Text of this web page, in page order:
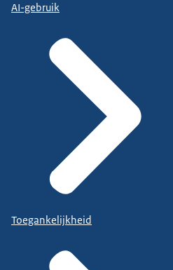
AI-gebruik
Toegankelijkheid